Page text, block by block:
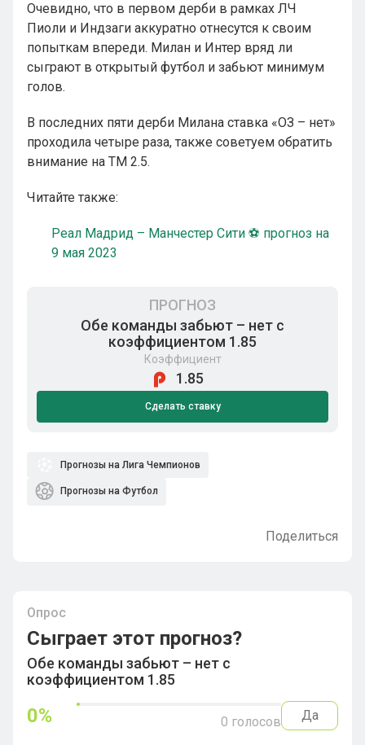
Очевидно, что в первом дерби в рамках ЛЧ
Пиоли и Индзаги аккуратно отнесутся к своим
попыткам впереди. Милан и Интер вряд ли
сыграют в открытый футбол и забьют минимум
голов.
В последних пяти дерби Милана ставка «ОЗ – нет»
проходила четыре раза, также советуем обратить
внимание на ТМ 2.5.
Читайте также:
Реал Мадрид – Манчестер Сити ⚽ прогноз на
9 мая 2023
ПРОГНОЗ
Обе команды забьют – нет с
коэффициентом 1.85
Коэффициент
1.85
Сделать ставку
Прогнозы на Лига Чемпионов
Прогнозы на Футбол
Поделиться
Опрос
Сыграет этот прогноз?
Обе команды забьют – нет с
коэффициентом 1.85
0% 0 голосов Да